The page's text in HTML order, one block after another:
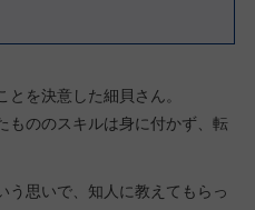
を決意した細貝さん。
もののスキルは身に付かず、転
う思いで、知人に教えてもらっ